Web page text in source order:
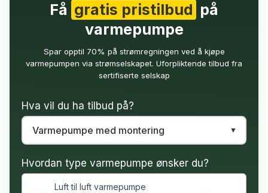
Få gratis pristilbud på
varmepumpe
Spar opptil 70% på strømregningen ved å kjøpe
varmepumpen via strømselskapet. Uforpliktende tilbud fra
sertifiserte selskap
Hva vil du ha tilbud på?
Hvordan type varmepumpe ønsker du?
Luft til luft varmepumpe